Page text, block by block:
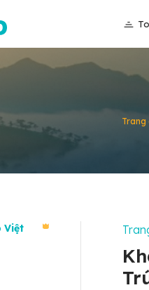
Trang
Việt